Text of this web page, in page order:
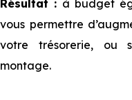
Résultat : à budget
vous permettre
votre trésorerie, ou
montage.